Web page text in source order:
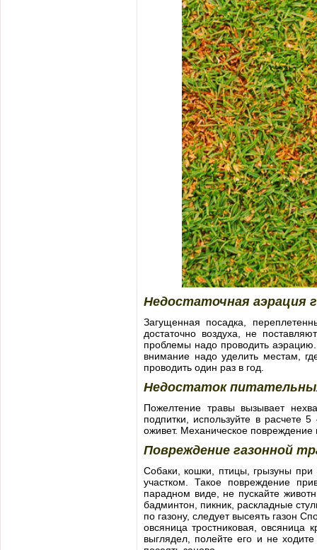
Недостаточная аэрация
Загущенная посадка,
достаточно воздуха, не
проблемы надо проводить
внимание надо уделить местам,
проводить один раз в год.
Недостаток
Пожелтение травы вызывает
подпитки, используйте в расчете
оживет. Механическое повреждение
Повреждение газонной
Собаки, кошки, птицы, грызуны при
участком. Такое повреждение
парадном виде, не пускайте
бадминтон, пикник, раскладные
по газону, следует высеять газон
овсяница тростниковая, овсяница
выглядел, полейте его и не